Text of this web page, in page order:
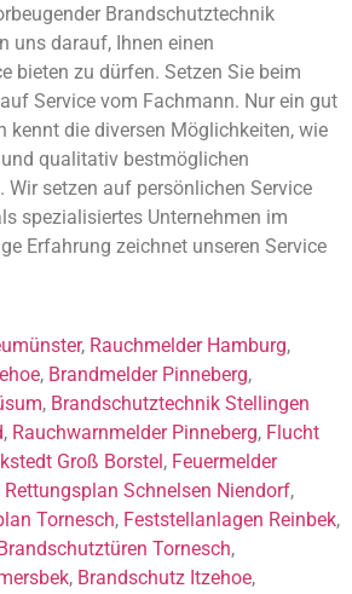
Brandschutztechnik
uns darauf, Ihnen einen
bieten zu dürfen. Setzen Sie beim
Service vom Fachmann. Nur ein gut
kennt die diversen Möglichkeiten, wie
qualitativ bestmöglichen
Wir setzen auf persönlichen Service
spezialisiertes Unternehmen im
Erfahrung zeichnet unseren Service
, Rauchmelder Hamburg,
, Brandmelder Pinneberg,
, Brandschutztechnik Stellingen
, Rauchwarnmelder Pinneberg, Flucht
Groß Borstel , Feuermelder
Rettungsplan Schnelsen Niendorf,
Tornesch, Feststellanlagen Reinbek,
Brandschutztüren Tornesch,
, Brandschutz Itzehoe,